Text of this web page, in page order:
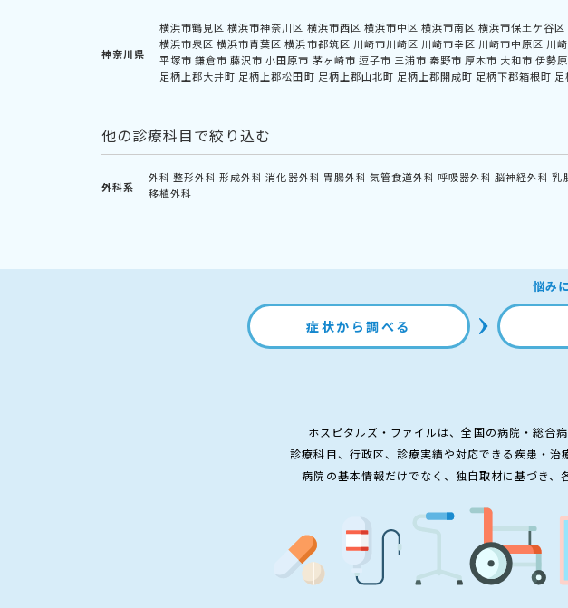
神奈川県
横浜市鶴見区 横浜市神奈川区 横浜市西区 横浜市中区 横浜市南区 横浜市保土ケ谷区
横浜市泉区 横浜市青葉区 横浜市都筑区 川崎市川崎区 川崎市幸区 川崎市中原区 川
平塚市 鎌倉市 藤沢市 小田原市 茅ヶ崎市 逗子市 三浦市 秦野市 厚木市 大和市 伊勢
足柄上郡大井町 足柄上郡松田町 足柄上郡山北町 足柄上郡開成町 足柄下郡箱根町
他の診療科目で絞り込む
外科系
外科 整形外科 形成外科 消化器外科 胃腸外科 気管食道外科 呼吸器外科 脳神経外科 乳
移植外科
悩み
症状から調べる
ホスピタルズ・ファイルは、全国の病院・総合
診療科目、行政区、診療実績や対応できる疾患・治
病院の基本情報だけでなく、独自取材に基づき、